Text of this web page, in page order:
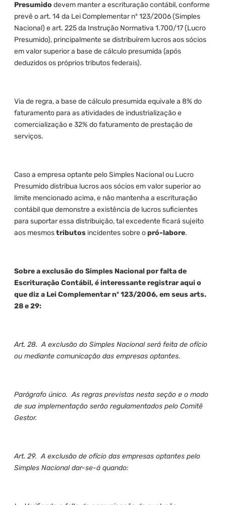
Presumido devem manter a escrituração contábil, conforme
prevê o art. 14 da Lei Complementar nº 123/2006 (Simples
Nacional) e art. 225 da Instrução Normativa 1.700/17 (Lucro
Presumido), principalmente se distribuírem lucros aos sócios
em valor superior a base de cálculo presumida (após
deduzidos os próprios tributos federais).
Via de regra, a base de cálculo presumida equivale a 8% do
faturamento para as atividades de industrialização e
comercialização e 32% do faturamento de prestação de
serviços.
Caso a empresa optante pelo Simples Nacional ou Lucro
Presumido distribua lucros aos sócios em valor superior ao
limite mencionado acima, e não mantenha a escrituração
contábil que demonstre a existência de lucros suficientes
para suportar essa distribuição, tal excedente ficará sujeito
aos mesmostributos incidentes sobre opró-labore.
Sobre a exclusão do Simples Nacional por falta de
Escrituração Contábil, é interessante registrar aqui o
que diz a Lei Complementar nº 123/2006, em seus arts.
28 e 29:
Art. 28. A exclusão do Simples Nacional será feita de ofício
ou mediante comunicação das empresas optantes.
Parágrafo único. As regras previstas nesta seção e o modo
de sua implementação serão regulamentados pelo Comitê
Gestor.
Art. 29. A exclusão de ofício das empresas optantes pelo
Simples Nacional dar-se-á quando: